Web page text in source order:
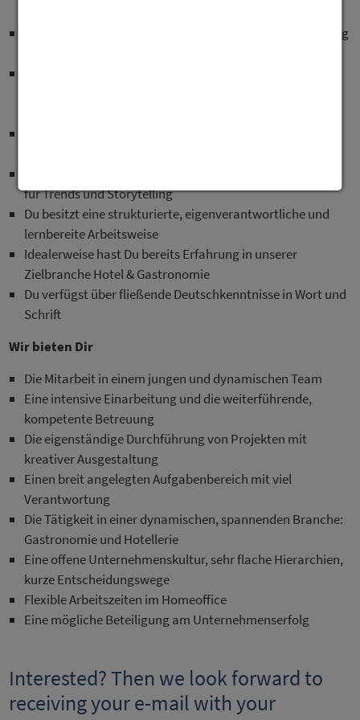
Du besitzt eine hohe technische Affinität und Begeisterung
für Trends und Storytelling
Du besitzt eine strukturierte, eigenverantwortliche und
lernbereite Arbeitsweise
Idealerweise hast Du bereits Erfahrung in unserer
Zielbranche Hotel & Gastronomie
Du verfügst über fließende Deutschkenntnisse in Wort und
Schrift
Wir bieten Dir
Die Mitarbeit in einem jungen und dynamischen Team
Eine intensive Einarbeitung und die weiterführende,
kompetente Betreuung
Die eigenständige Durchführung von Projekten mit
kreativer Ausgestaltung
Einen breit angelegten Aufgabenbereich mit viel
Verantwortung
Die Tätigkeit in einer dynamischen, spannenden Branche:
Gastronomie und Hotellerie
Eine offene Unternehmenskultur, sehr flache Hierarchien,
kurze Entscheidungswege
Flexible Arbeitszeiten im Homeoffice
Eine mögliche Beteiligung am Unternehmenserfolg
Interested? Then we look forward to
receiving your e-mail with your